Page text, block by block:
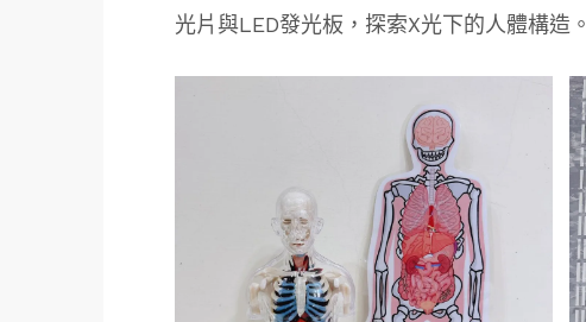
光片與LED發光板，探索X光下的人體構造。